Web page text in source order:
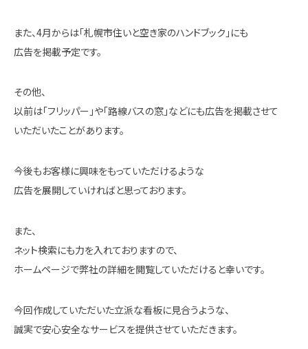
また、4月からは「札幌市住いと空き家のハンドブック」にも
広告を掲載予定です。
その他、
以前は「フリッパー」や「路線バスの窓」などにも広告を掲載させて
いただいたことがあります。
今後もお客様に興味をもっていただけるような
広告を展開していければと思っております。
また、
ネット検索にも力を入れておりますので、
ホームページで弊社の詳細を閲覧していただけると幸いです。
今回作成していただいた立派な看板に見合うような、
誠実で安心安全なサービスを提供させていただきます。